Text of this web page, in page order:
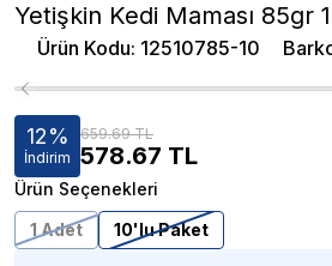
Yetişkin Kedi Maması 85gr
Ürün Kodu: 12510785-10
12%
İndirim
659.69 TL
578.67 TL
Ürün Seçenekleri
1 Adet
10'lu Paket